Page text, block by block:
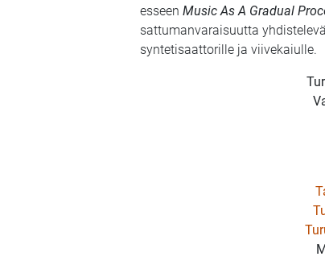
esseen Music As A Gradual
sattumanvaraisuutta
syntetisaattorille ja viivekaiulle.